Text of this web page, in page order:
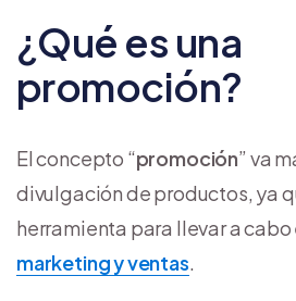
¿Qué es una
promoción?
El concepto “promoción” va
divulgación de productos, ya
herramienta para llevar a cabo
marketing y ventas.